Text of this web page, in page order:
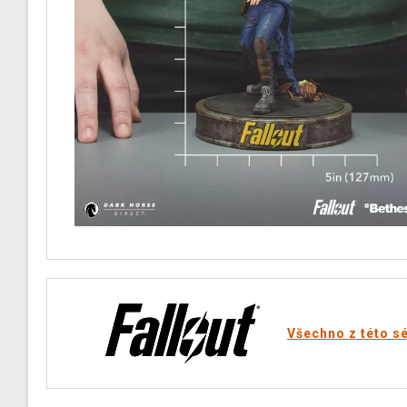
Všechno z této